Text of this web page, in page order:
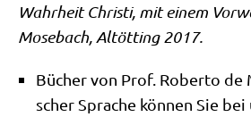
Wahr­heit Chri­sti, mit einem
Mose­bach, Alt­öt­ting 2017.
Bücher von Prof. Rober­to
scher Spra­che kön­nen Sie